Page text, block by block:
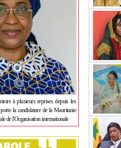
à plusieurs reprises depuis les
la candidature de la Mauritanie
de l'Organisation internationale